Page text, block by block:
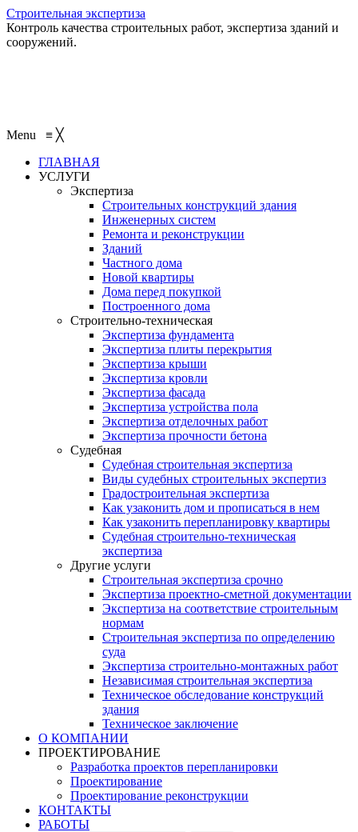
Строительная экспертиза
Контроль качества строительных работ, экспертиза зданий и
сооружений.
Menu ≡ ╳
ГЛАВНАЯ
УСЛУГИ
Экспертиза
Строительных конструкций здания
Инженерных систем
Ремонта и реконструкции
Зданий
Частного дома
Новой квартиры
Дома перед покупкой
Построенного дома
Строительно-техническая
Экспертиза фундамента
Экспертиза плиты перекрытия
Экспертиза крыши
Экспертиза кровли
Экспертиза фасада
Экспертиза устройства пола
Экспертиза отделочных работ
Экспертиза прочности бетона
Судебная
Судебная строительная экспертиза
Виды судебных строительных экспертиз
Градостроительная экспертиза
Как узаконить дом и прописаться в нем
Как узаконить перепланировку квартиры
Судебная строительно-техническая
экспертиза
Другие услуги
Строительная экспертиза срочно
Экспертиза проектно-сметной документации
Экспертиза на соответствие строительным
нормам
Строительная экспертиза по определению
суда
Экспертиза строительно-монтажных работ
Независимая строительная экспертиза
Техническое обследование конструкций
здания
Техническое заключение
О КОМПАНИИ
ПРОЕКТИРОВАНИЕ
Разработка проектов перепланировки
Проектирование
Проектирование реконструкции
КОНТАКТЫ
РАБОТЫ